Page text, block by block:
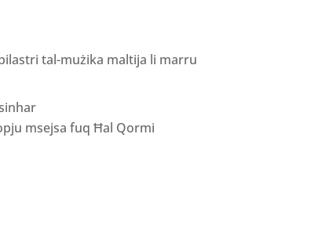
tal-mużika maltija li marru
msejsa fuq Ħal Qormi